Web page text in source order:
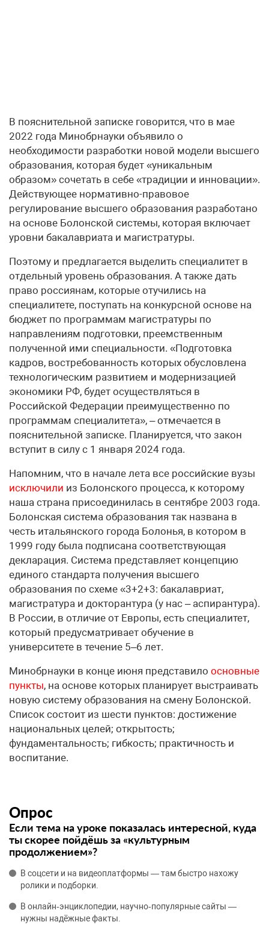
В пояснительной записке говорится, что в мае
2022 года Минобрнауки объявило о
необходимости разработки новой модели высшего
образования, которая будет «уникальным
образом» сочетать в себе «традиции ‎и инновации».
Действующее нормативно-правовое
регулирование высшего образования разработано
на основе Болонской системы, которая включает
уровни бакалавриата и магистратуры.
Поэтому и предлагается выделить специалитет в
отдельный уровень образования. А также дать
право россиянам, которые отучились на
специалитете, поступать на конкурсной основе на
бюджет по программам магистратуры по
направлениям подготовки, преемственным
полученной ими специальности. «Подготовка
кадров, востребованность которых обусловлена
технологическим развитием и модернизацией
экономики РФ, будет осуществляться в
Российской Федерации преимущественно по
программам специалитета», – отмечается в
пояснительной записке. Планируется, что закон
вступит в силу с 1 января 2024 года.
Напомним, что в начале лета все российские вузы
исключили из Болонского процесса, к которому
наша страна присоединилась в сентябре 2003 года.
Болонская система образования так названа в
честь итальянского города Болонья, в котором в
1999 году была подписана соответствующая
декларация. Система представляет концепцию
единого стандарта получения высшего
образования по схеме «3+2+3: бакалавриат,
магистратура и докторантура (у нас – аспирантура).
В России, в отличие от Европы, есть специалитет,
который предусматривает обучение в
университете в течение 5–6 лет.
Минобрнауки в конце июня представило основные
пункты, на основе которых планирует выстраивать
новую систему образования на смену Болонской.
Список состоит из шести пунктов: достижение
национальных целей; открытость;
фундаментальность; гибкость; практичность и
воспитание.
Опрос
Если тема на уроке показалась интересной, куда
ты скорее пойдёшь за «культурным
продолжением»?
В соцсети и на видеоплатформы — там быстро нахожу
ролики и подборки.
В онлайн‑энциклопедии, научно‑популярные сайты —
нужны надёжные факты.